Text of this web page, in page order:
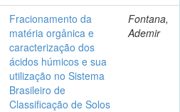
Fracionamento da
matéria orgânica e
caracterização dos
ácidos húmicos e sua
utilização no Sistema
Brasileiro de
Classificação de Solos
Fontana,
Ademir